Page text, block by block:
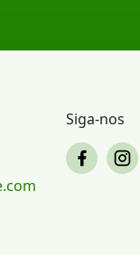
Siga-nos